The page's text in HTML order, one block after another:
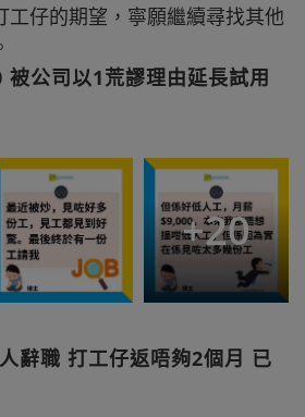
工仔的期望，寧願繼續尋找其他
公司以1荒謬理由延長試用
+20
辭職 打工仔返唔夠2個月 已